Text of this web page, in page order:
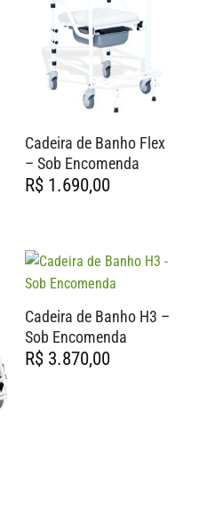
Cadeira de Banho Flex
– Sob Encomenda
R$1.690,00
Cadeira de Banho H3 –
Sob Encomenda
R$3.870,00